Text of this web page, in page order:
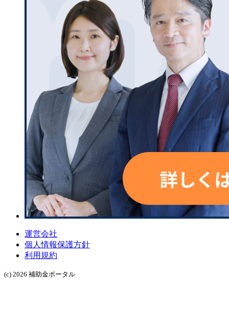
運営会社
個人情報保護方針
利用規約
(c) 2026 補助金ポータル